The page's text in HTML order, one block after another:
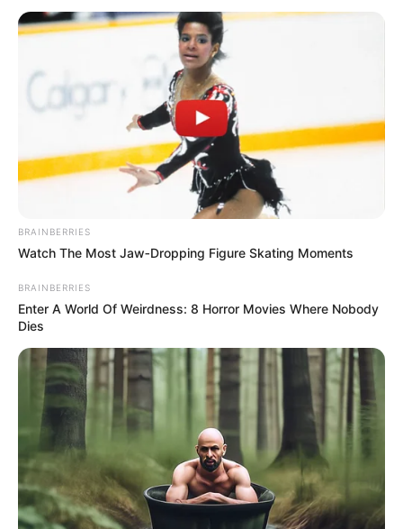
MILLONARIOS
Venta de Millonarios
estaría más firme que
nunca: faltarían pocos
detalles
FONTIBÓN
Empleado murió por un
disparo de su jefe en
avances en la
investigación
JORNADA LABORAL
Le amargan la fiesta a los
trabajadores: estos
empleados NO tendrán
reducción de jornada
laboral
BRAINBERRIES
Watch The Most Jaw‑Dropping Figure Skating Moments
BRAINBERRIES
Enter A World Of Weirdness: 8 Horror Movies Where Nobody
Dies